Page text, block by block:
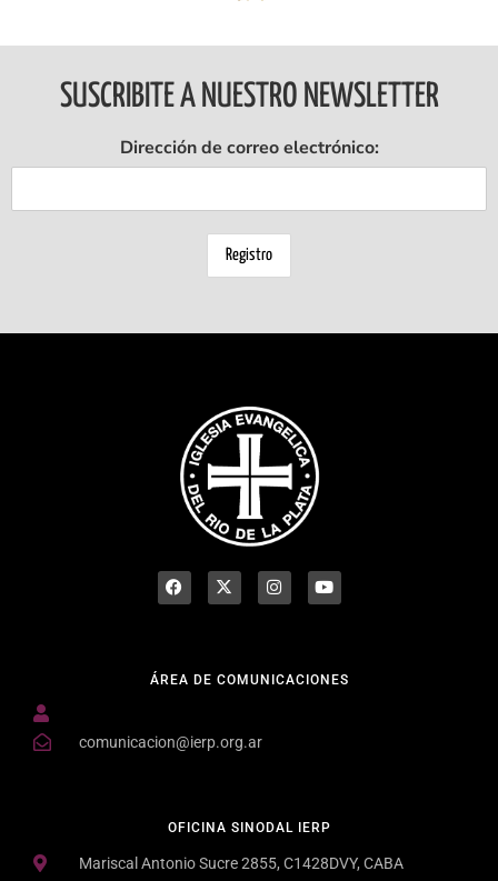
SUSCRIBITE A NUESTRO NEWSLETTER
Dirección de correo electrónico:
OFICINA SINODAL IERP
Mariscal Antonio Sucre 2855, C1428DVY, CABA
ÁREA DE COMUNICACIONES
comunicacion@ierp.org.ar